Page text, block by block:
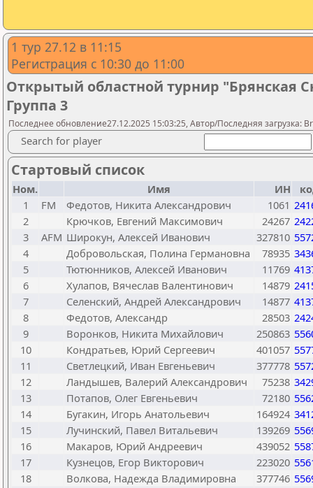
1 тур 27.12 в 11:15
Регистрация с 10:30 до 11:00
Открытый областной турнир
Группа 3
Последнее обновление27.12.2025 15:03:25, Автор/Последняя загрузка:
Search for player
Стартовый список
Ном. Имя ИН
1
FM Федотов, Никита Александрович 1061
2
Крючков, Евгений Максимович 24267
3
AFM Широкун, Алексей Иванович 327810
4
Добровольская, Полина Германовна 78935
5
Тютюнников, Алексей Иванович 11769
6
Хулапов, Вячеслав Валентинович 14879
7
Селенский, Андрей Александрович 14877
8
Федотов, Александр 28503
9
Воронков, Никита Михайлович 250863
10
Кондратьев, Юрий Сергеевич 401057
11
Светлецкий, Иван Евгеньевич 377778
12
Ландышев, Валерий Александрович 75238
13
Потапов, Олег Евгеньевич 72180
14
Бугакин, Игорь Анатольевич 164924
15
Лучинский, Павел Витальевич 139269
16
Макаров, Юрий Андреевич 439052
17
Кузнецов, Егор Викторович 223020
18
Волкова, Надежда Владимировна 377746